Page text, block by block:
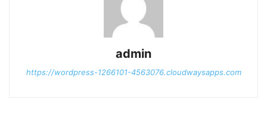
admin
https://wordpress-1266101-4563076.cloudwaysapps.com